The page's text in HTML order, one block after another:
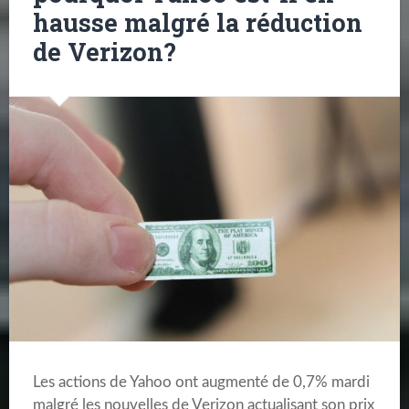
hausse malgré la réduction
de Verizon?
Les actions de Yahoo ont augmenté de 0,7% mardi
malgré les nouvelles de Verizon actualisant son prix